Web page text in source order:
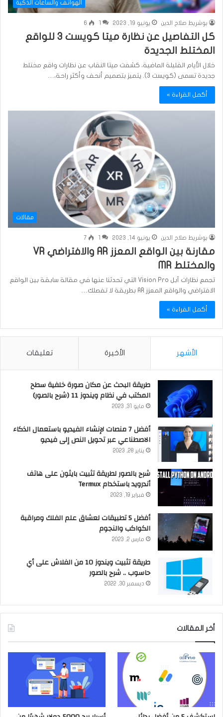
الهواتف والساعات الذكية
بوشريط صلاح الدين يونيو 19, 2023 1
6
كل التفاصيل عن نظارة ميتا كويست 3 للواقع
المختلط الجديدة
خلال الأيام القليلة الماضية، كشفت ميتا النقاب عن نظارات واقع مختلط
جديدة تسمى (كويست 3). يتميز بتصميم أنحف وأكثر راحة،…
أكمل القراءة »
مقالات
بوشريط صلاح الدين يونيو 14, 2023 1
7
مقارنة بين الواقع المعزز AR والافتراضي VR
والمختلط MR
تجمع نظارات آبل Vision Pro التي تحدثنا عنها في مقالة سابقة بين الواقع
الافتراضي والواقع المعزز AR بطريقة لا تفصلك…
أكمل القراءة »
الأشهر الأخيرة تعليقات
طريقة البحث عن مكان صورة خلفية سطح
المكتب في نظام ويندوز 11 (شرح بالصور)
مايو 31, 2023
أفضل 7 منصات لإنشاء الفيديو باستعمال الذكاء
الاصطناعي عبر تحويل النص إلى فيديو
يناير 28, 2023
شرح بالصور لطريقة تثبيت بايثون على هاتف
أندرويد باستخدام Termux
فبراير 19, 2023
أفضل 5 تطبيقات لعشاق علم الفلك ومراقبة
الكواكب والنجوم
مارس 2, 2023
طريقة تثبيت ويندوز 10 من الفلاش على أي
حاسوب .. شرح بالصور
ديسمبر 30, 2022
أخر المقالات